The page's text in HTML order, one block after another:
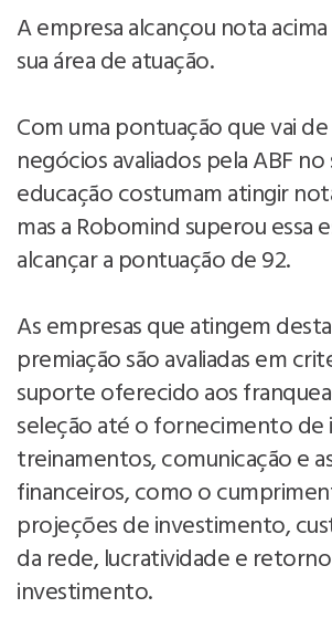
A empresa alcançou nota
sua área de atuação.
Com uma pontuação que vai de
negócios avaliados pela ABF
educação costumam atingir
mas a Robomind superou essa
alcançar a pontuação de 92.
As empresas que atingem
premiação são avaliadas em
suporte oferecido aos
seleção até o fornecimento de
treinamentos, comunicação e
financeiros, como o
projeções de investimento,
da rede, lucratividade e
investimento.